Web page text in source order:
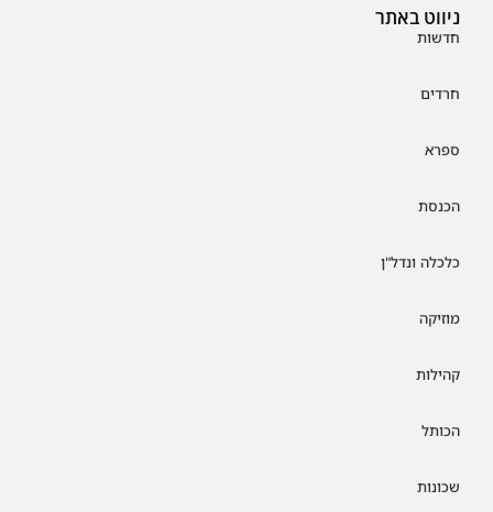
ניווט באתר
חדשות
חרדים
ספרא
הכנסת
כלכלה ונדל"ן
מוזיקה
קהילות
הכותל
שכונות